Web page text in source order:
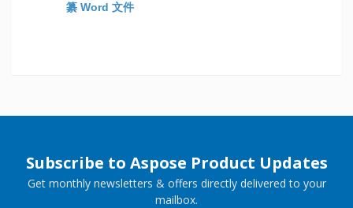
纂 Word 文件
Subscribe to Aspose Product Updates
Get monthly newsletters & offers directly delivered to your
mailbox.